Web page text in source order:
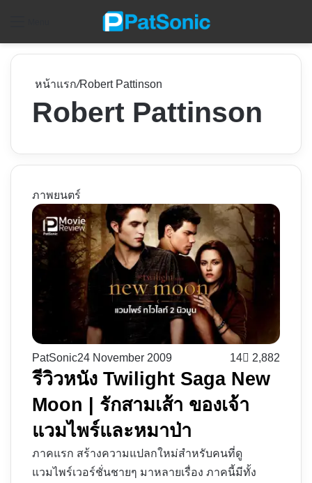
หน้าแรก/Robert Pattinson
Robert Pattinson
ภาพยนตร์
PatSonic24 November 2009 14 2,882
รีวิวหนัง Twilight Saga New
Moon | รักสามเส้า ของเจ้า
แวมไพร์และหมาป่า
ภาคแรก สร้างความแปลกใหม่สำหรับคนที่ดู
แวมไพร์เวอร์ชั่นชายๆ มาหลายเรื่อง ภาคนี้มีทั้ง